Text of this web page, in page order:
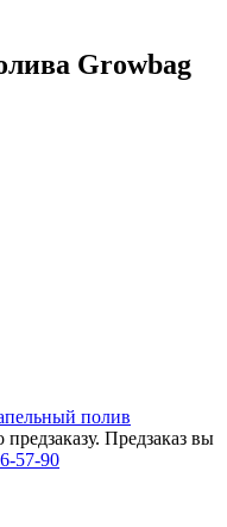
Growbag
полив
Предзаказ вы
57-90